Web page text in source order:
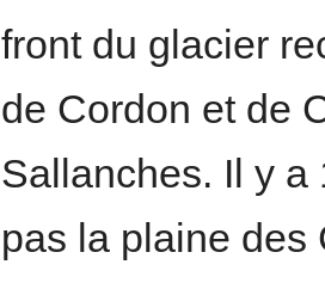
front du glacier
de Cordon et de
Sallanches. Il y a
pas la plaine des